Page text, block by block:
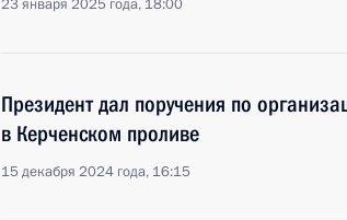
23 января 2025 года, 18:00
Президент дал поручения по
в Керченском проливе
15 декабря 2024 года, 16:15